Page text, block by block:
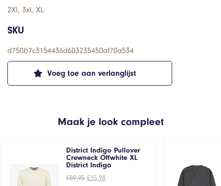
Voeg toe aan verlanglijst
2Xl, 3xl, XL
SKU
d750b7c3154436d603235450af70a534
Maak je look compleet
District Indigo Pullover
Crewneck Offwhite XL
District Indigo
€89,95 Oorspronkelijke
€35,98Huidige